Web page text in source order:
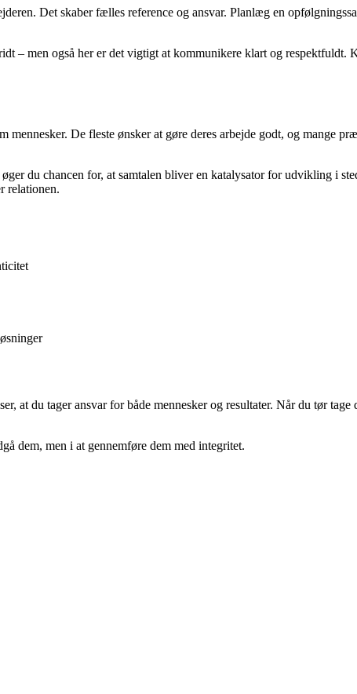
Det skaber fælles reference og ansvar. Planlæg en
– men også her er det vigtigt at kommunikere klart og respektfuldt.
mennesker. De fleste ønsker at gøre deres arbejde godt, og mange
du chancen for, at samtalen bliver en katalysator for udvikling i
relationen.
at du tager ansvar for både mennesker og resultater. Når du tør
dem, men i at gennemføre dem med integritet.